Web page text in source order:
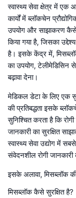
स्वास्थ्य सेवा क्षेत्र में एक
कार्यों में ब्लॉकचेन
उपयोग और साझाकरण कैसे
किया गया है, जिसका
है। इसके केंद्र में, मिसब्लॉक
का उपयोग, टेलीमेडिसिन
बढ़ावा देना।
मेडिकल डेटा के लिए एक
की प्रतिबद्धता इसके
सुनिश्चित करता है कि
जानकारी का सुरक्षित
स्वास्थ्य सेवा उद्योग में
संवेदनशील रोगी
इसके अलावा, मिसब्लॉक
मिसब्लॉक कैसे सुरक्षित है?